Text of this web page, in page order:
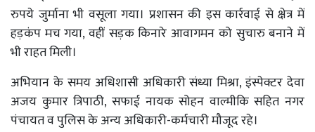
रुपये जुर्माना भी वसूला गया। प्रशासन की इस कार्रवाई से क्षेत्र में
हड़कंप मच गया, वहीं सड़क किनारे आवागमन को सुचारु बनाने में
भी राहत मिली।
अभियान के समय अधिशासी अधिकारी संध्या मिश्रा, इंस्पेक्टर देवा
अजय कुमार त्रिपाठी, सफाई नायक सोहन वाल्मीकि सहित नगर
पंचायत व पुलिस के अन्य अधिकारी-कर्मचारी मौजूद रहे।